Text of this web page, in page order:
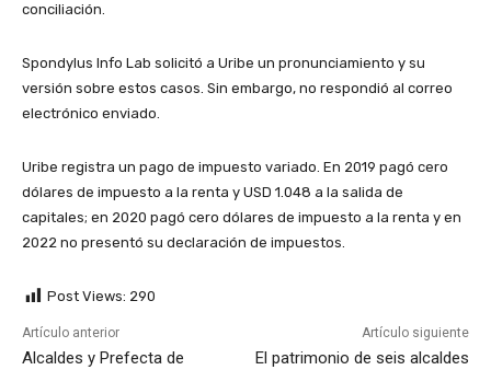
conciliación.
Spondylus Info Lab solicitó a Uribe un pronunciamiento y su
versión sobre estos casos. Sin embargo, no respondió al correo
electrónico enviado.
Uribe registra un pago de impuesto variado. En 2019 pagó cero
dólares de impuesto a la renta y USD 1.048 a la salida de
capitales; en 2020 pagó cero dólares de impuesto a la renta y en
2022 no presentó su declaración de impuestos.
Post Views: 290
Artículo anterior
Alcaldes y Prefecta de
Artículo siguiente
El patrimonio de seis alcaldes